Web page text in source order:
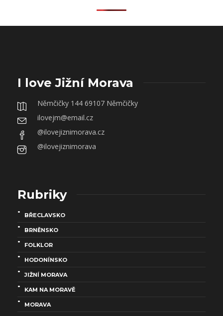
I love Jižní Morava
Němčičky 144 69107 Němčičky
ilovejm@email.cz
@ilovejiznimorava.cz
@ilovejiznimorava
Rubriky
BŘECLAVSKO
BRNĚNSKO
FOLKLOR
HODONÍNSKO
JIŽNÍ MORAVA
KAM NA MORAVĚ
MORAVA